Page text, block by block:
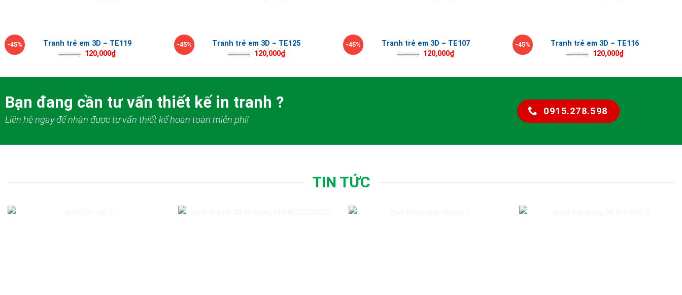
-45% Tranh trẻ em 3D – TE119
220,000₫ 120,000₫
-45% Tranh trẻ em 3D – TE125
220,000₫ 120,000₫
-45% Tranh trẻ em 3D – TE107
220,000₫ 120,000₫
-45% Tranh trẻ em 3D – TE116
220,000₫ 120,000₫
Bạn đang cần tư vấn thiết kế in tranh ?
Liên hệ ngay để nhận được tư vấn thiết kế hoàn toàn miễn phí!
0915.278.598
TIN TỨC